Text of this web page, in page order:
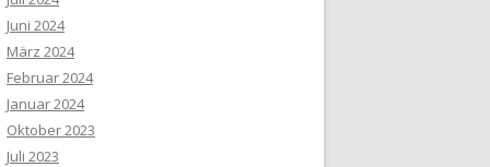
Juni 2024
März 2024
Februar 2024
Januar 2024
Oktober 2023
Juli 2023